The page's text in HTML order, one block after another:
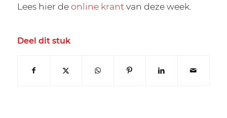
Lees hier deonline krant van deze week.
Deel dit stuk